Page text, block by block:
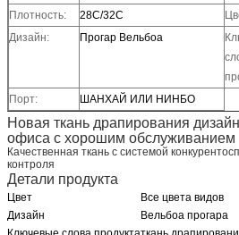
Плотность: 28С/32С
Дизайн:
Прогар Вельбоа
Порт: ШАНХАЙ ИЛИ НИНБО
Новая ткань драпирования
офиса с хорошим обслуживанием
Качественная ткань с системой
контроля
Детали продукта
Цвет
Все цвета видов
Дизайн
Вельбоа прогара